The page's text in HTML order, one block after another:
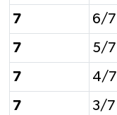
7 6/7
7 5/7
7 4/7
7 3/7